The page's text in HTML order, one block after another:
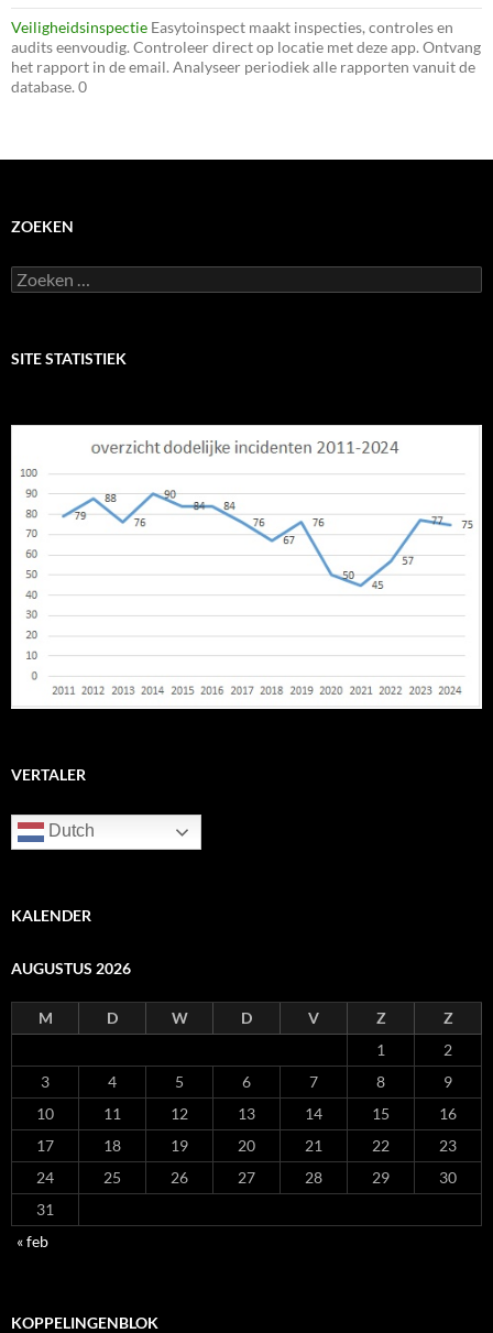
Veiligheidsinspectie Easytoinspect maakt inspecties, controles en
audits eenvoudig. Controleer direct op locatie met deze app. Ontvang
het rapport in de email. Analyseer periodiek alle rapporten vanuit de
database. 0
ZOEKEN
Zoeken
naar:
SITE STATISTIEK
VERTALER
Dutch
KALENDER
AUGUSTUS 2026
M D W D V Z
Z
1
2
3
4 5 6 7 8
9
10
11 12 13 14 15
16
17
18 19 20 21 22
23
24
25 26 27 28 29
30
31
« feb
KOPPELINGENBLOK